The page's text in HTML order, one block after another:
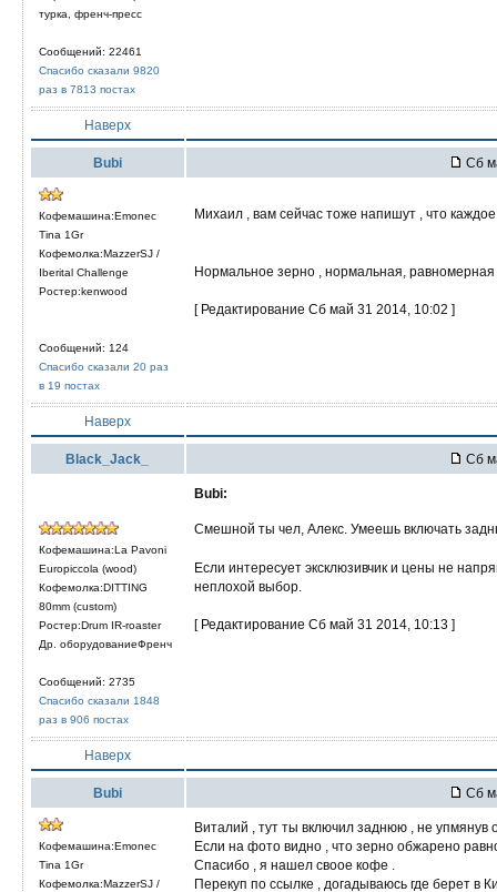
турка, френч-пресс
Сообщений: 22461
Спасибо сказали 9820
раз в 7813 постах
Наверх
Bubi Сб
Кофемашина:Emonec
Tina 1Gr
Кофемолка:MazzerSJ /
Iberital Challenge
Ростер:kenwood
Сообщений: 124
Спасибо сказали 20 раз
в 19 постах
Михаил , вам сейчас тоже напишут , что
Нормальное зерно , нормальная, равномерная
[ Редактирование Сб май 31 2014, 10:02 ]
Наверх
Black_Jack_ Сб
Кофемашина:La Pavoni
Europiccola (wood)
Кофемолка:DITTING
80mm (custom)
Ростер:Drum IR-roaster
Др. оборудованиеФренч
Сообщений: 2735
Спасибо сказали 1848
раз в 906 постах
Bubi:
Смешной ты чел, Алекс. Умеешь включать
Если интересует эксклюзивчик и цены не
неплохой выбор.
[ Редактирование Сб май 31 2014, 10:13 ]
Наверх
Bubi Сб
Кофемашина:Emonec
Tina 1Gr
Кофемолка:MazzerSJ /
Виталий , тут ты включил заднюю , не упмянув
Если на фото видно , что зерно обжарено
Спасибо , я нашел своое кофе .
Перекуп по ссылке , догадываюсь где берет в